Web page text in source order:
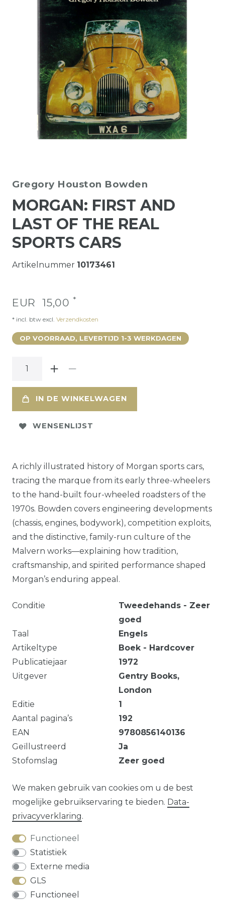
Gregory Houston Bowden
MORGAN: FIRST AND
LAST OF THE REAL
SPORTS CARS
Artikelnummer 10173461
EUR 15,00 *
* incl. btw excl. Verzendkosten
OP VOORRAAD, LEVERTIJD 1-3 WERKDAGEN
IN DE WINKELWAGEN
WENSENLIJST
A richly illustrated history of Morgan sports cars,
tracing the marque from its early three-wheelers
to the hand-built four-wheeled roadsters of the
1970s. Bowden covers engineering developments
(chassis, engines, bodywork), competition exploits,
and the distinctive, family-run culture of the
Malvern works—explaining how tradition,
craftsmanship, and spirited performance shaped
Morgan’s enduring appeal.
Conditie
Tweedehands - Zeer
goed
Taal
Engels
Artikeltype
Boek - Hardcover
Publicatiejaar
1972
Uitgever
Gentry Books,
London
Editie
1
Aantal pagina’s
192
EAN
9780856140136
Geïllustreerd
Ja
Stofomslag
Zeer goed
Deukje op hoek voorkaft
Vraag over dit artikel?
We maken gebruik van cookies om u de best
mogelijke gebruikservaring te bieden. Data­
privacy­verklaring.
Functioneel
Statistiek
Externe media
GLS
Functioneel